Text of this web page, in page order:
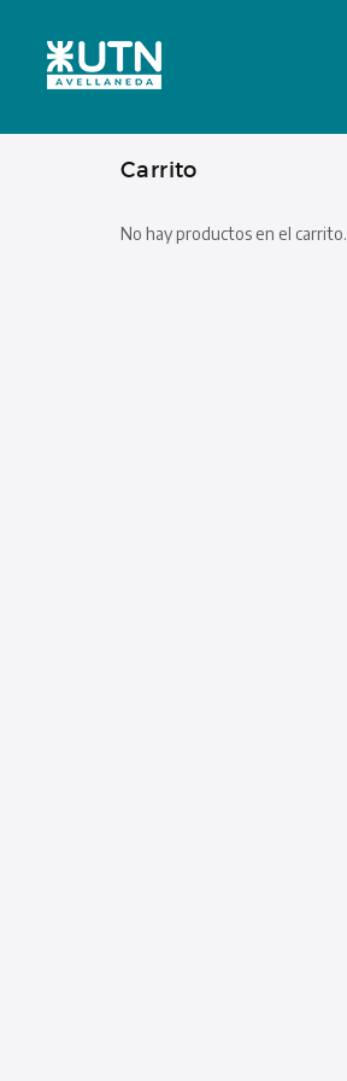
Carrito
No hay productos en el carrito.